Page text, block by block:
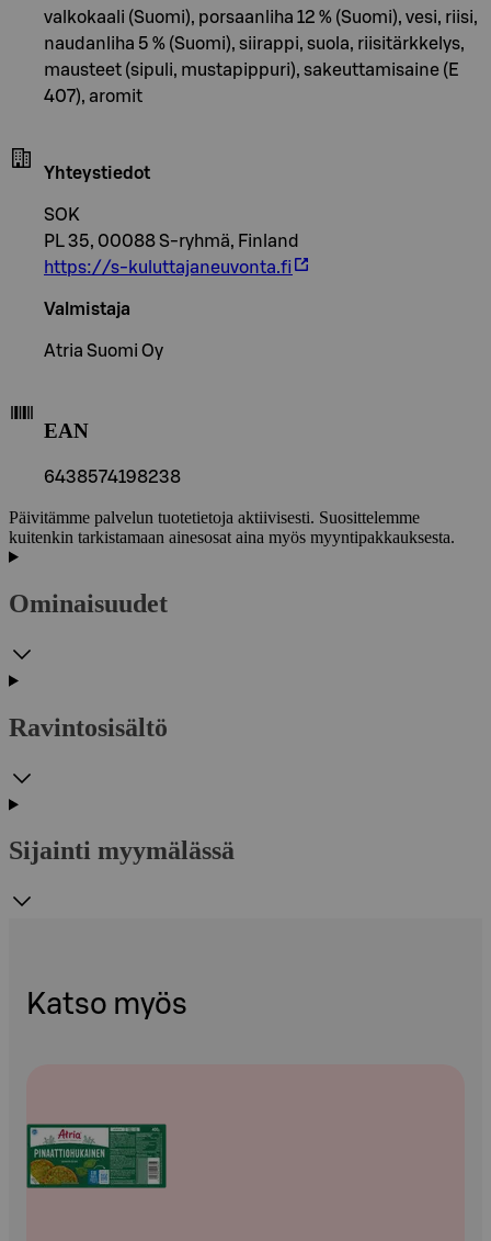
valkokaali (Suomi), porsaanliha 12 % (Suomi), vesi, riisi,
naudanliha 5 % (Suomi), siirappi, suola, riisitärkkelys,
mausteet (sipuli, mustapippuri), sakeuttamisaine (E
407), aromit
Yhteystiedot
SOK
PL 35, 00088 S-ryhmä, Finland
https://s-kuluttajaneuvonta.fi
Valmistaja
Atria Suomi Oy
EAN
6438574198238
Päivitämme palvelun tuotetietoja aktiivisesti. Suosittelemme
kuitenkin tarkistamaan ainesosat aina myös myyntipakkauksesta.
Ominaisuudet
Ravintosisältö
Sijainti myymälässä
Katso myös